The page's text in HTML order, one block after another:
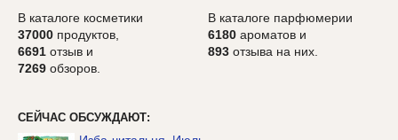
В каталоге косметики
37000 продуктов,
6691 отзыв и
7269 обзоров.
В каталоге парфюмерии
6180 ароматов и
893 отзыва на них.
СЕЙЧАС ОБСУЖДАЮТ: